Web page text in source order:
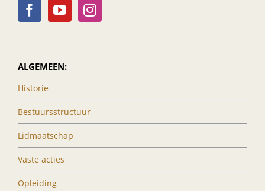
ALGEMEEN:
Historie
Bestuursstructuur
Lidmaatschap
Vaste acties
Opleiding